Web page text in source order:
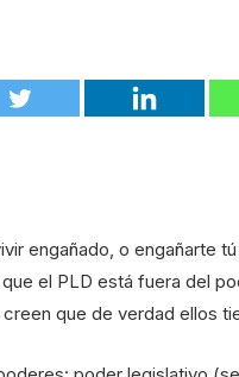
engañado, o engañarte
el PLD está fuera del
que de verdad ellos